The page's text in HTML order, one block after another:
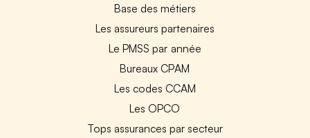
Base des métiers
Les assureurs partenaires
Le PMSS par année
Bureaux CPAM
Les codes CCAM
Les OPCO
Tops assurances par secteur